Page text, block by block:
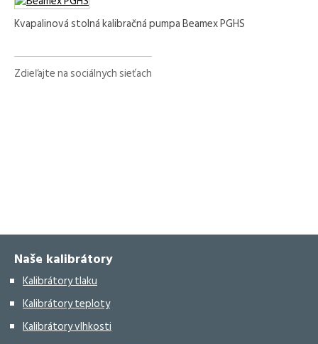
Kvapalinová stolná kalibračná pumpa Beamex PGHS
Zdieľajte na sociálnych sieťach
Naše kalibrátory
Kalibrátory tlaku
Kalibrátory teploty
Kalibrátory vlhkosti